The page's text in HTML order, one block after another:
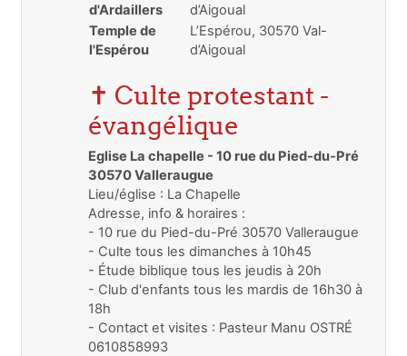
d'Ardaillers
d’Aigoual
Temple de
l'Espérou
L’Espérou, 30570 Val-
d’Aigoual
✝️ Culte protestant -
évangélique
Eglise La chapelle - 10 rue du Pied-du-Pré
30570 Valleraugue
Lieu/église : La Chapelle
Adresse, info & horaires :
- 10 rue du Pied-du-Pré 30570 Valleraugue
- Culte tous les dimanches à 10h45
- Étude biblique tous les jeudis à 20h
- Club d'enfants tous les mardis de 16h30 à
18h
- Contact et visites : Pasteur Manu OSTRÉ
0610858993